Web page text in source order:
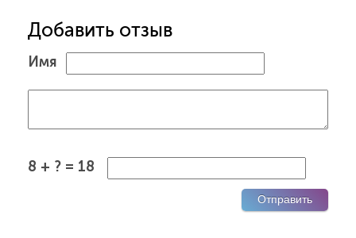
Добавить отзыв
Имя
8 + ? = 18